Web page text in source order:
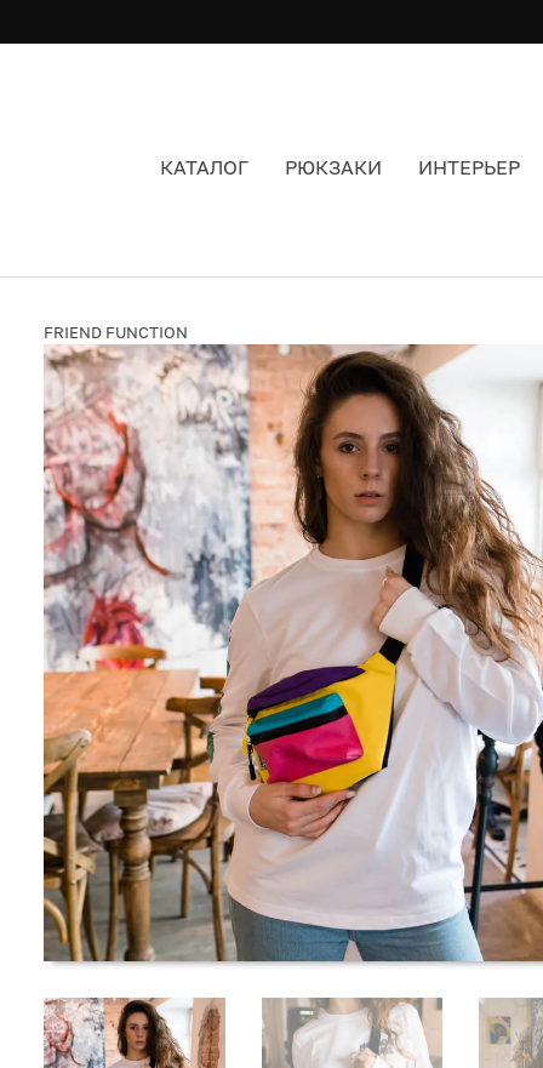
КАТАЛОГ РЮКЗАКИ ИНТЕРЬЕР
FRIEND FUNCTION